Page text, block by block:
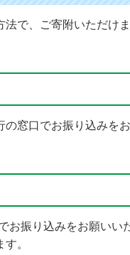
で、ご寄附いただけま
窓口でお振り込みをお
振り込みをお願いい
。